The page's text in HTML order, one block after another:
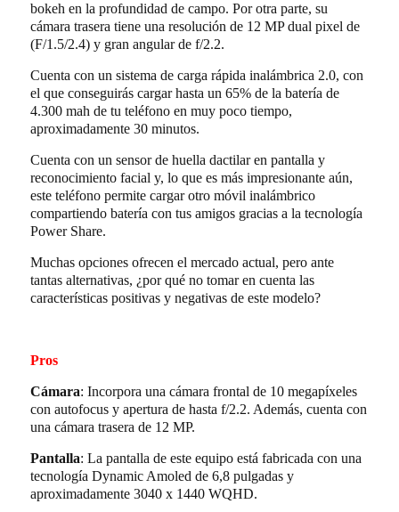
bokeh en la profundidad de campo. Por otra parte, su
cámara trasera tiene una resolución de 12 MP dual pixel de
(F/1.5/2.4) y gran angular de f/2.2.
Cuenta con un sistema de carga rápida inalámbrica 2.0, con
el que conseguirás cargar hasta un 65% de la batería de
4.300 mah de tu teléfono en muy poco tiempo,
aproximadamente 30 minutos.
Cuenta con un sensor de huella dactilar en pantalla y
reconocimiento facial y, lo que es más impresionante aún,
este teléfono permite cargar otro móvil inalámbrico
compartiendo batería con tus amigos gracias a la tecnología
Power Share.
Muchas opciones ofrecen el mercado actual, pero ante
tantas alternativas, ¿por qué no tomar en cuenta las
características positivas y negativas de este modelo?
Pros
Cámara: Incorpora una cámara frontal de 10 megapíxeles
con autofocus y apertura de hasta f/2.2. Además, cuenta con
una cámara trasera de 12 MP.
Pantalla: La pantalla de este equipo está fabricada con una
tecnología Dynamic Amoled de 6,8 pulgadas y
aproximadamente 3040 x 1440 WQHD.